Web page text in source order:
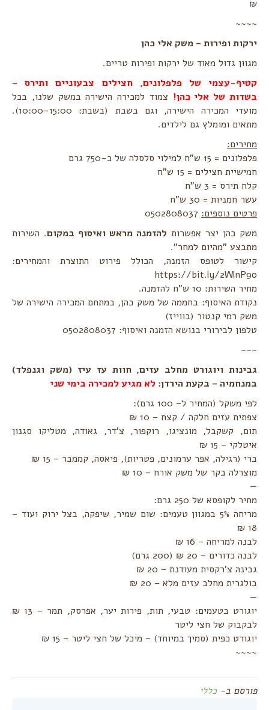
₪
~~~~
ירקות ופירות – משק אלי כהן
מגוון גדול מאוד של ירקות ופירות טריים.
קטיף-עצמי של פלפלונים, חצילים צבעוניים ותירס –
בשדות של אלי כהן! צמוד למכירה הישירה במשק שלנו, בכל
מועדי המכירה הישירה, וגם בשבת (בשבת: 10:00-15:00).
מתאים ומומלץ גם לילדים.
מחירים:
פלפלונים = 15 ש"ח למילוי סלסלה של כ-750 גרם
חמישיית חצילים = 15 ש"ח
קלח תירס = 3 ש"ח
עשר חמניות = 30 ש"ח
פרטים נוספים:
משק כהן יצר אפשרות להזמנה מראש ואיסוף במקום. השירות
מתבצע "מהיום למחר".
קישור לטופס הזמנה, הכולל פירוט התוצרת והמחירים:
https://bit.ly/2WlnP9o
מחיר השירות: 10 ש"ח להזמנה.
נקודת האיסוף: בחממה של משק כהן, במתחם המכירה הישירה של
משק רמי קנטור (בווייז)
טלפון לבירורי בנושא הזמנה ואיסוף: 0502808037
~~~
גבינות ויוגורט מחלב עזים, חוות עז עיז (משק וגנפלד)
במנחמיה – בקעת הירדן: לא מגיע למכירה בימי שני
לפי משקל (המחיר ל– 100 גרם):
צפתית עזים חלקה / קצח – 10 ₪
תום, קשקבל, מונציגו, רוקפור, צ'דר, גאודה, מטליקו סגנון
איטלקי – 15 ₪
ברי (רגילה, אפר ערמונים, פטריות), פיאסה, קממבר – 15 ₪
מוצרלה בקר של משק אורח – 10 ₪
—
מחיר לקופסא של 250 גרם:
מריחה 5% במגוון טעמים: שום שמיר, שיפקה, בצל ירוק ועוד –
18 ₪
לבנה למריחה – 16 ₪
לבנה כדורים – 20 ₪ (200 גרם)
גבינה צ'רקסית מעודנת – 20 ₪
בולגרית מחלב עזים מלא – 20 ₪
—
יוגורט בטעמים: טבעי, תות, פירות יער, אפרסק, תמר – 13 ₪
לבקבוק של חצי ליטר
יוגורט כפית (סמיך במיוחד) – מיכל של חצי ליטר – 15 ₪
~~~~
פורסם ב-כללי